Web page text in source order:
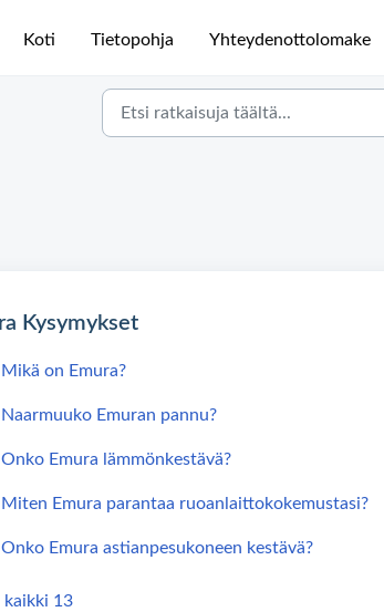
Koti Tietopohja Yhteydenottolomake
Kysymykset
Mikä on Emura?
Naarmuuko Emuran pannu?
Onko Emura lämmönkestävä?
Miten Emura parantaa ruoanlaittokokemustasi?
Onko Emura astianpesukoneen kestävä?
kaikki 13